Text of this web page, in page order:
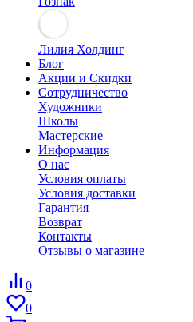
Лилия Холдинг
Блог
Акции и Скидки
Сотрудничество
Художники
Школы
Мастерские
Информация
О нас
Условия оплаты
Условия доставки
Гарантия
Возврат
Контакты
Отзывы о магазине
0
0